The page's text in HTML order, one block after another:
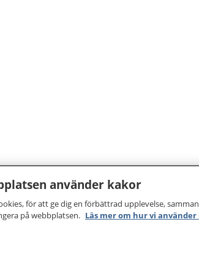
använder kakor
för att ge dig en förbättrad upplevelse,
på webbplatsen. Läs mer om hur vi